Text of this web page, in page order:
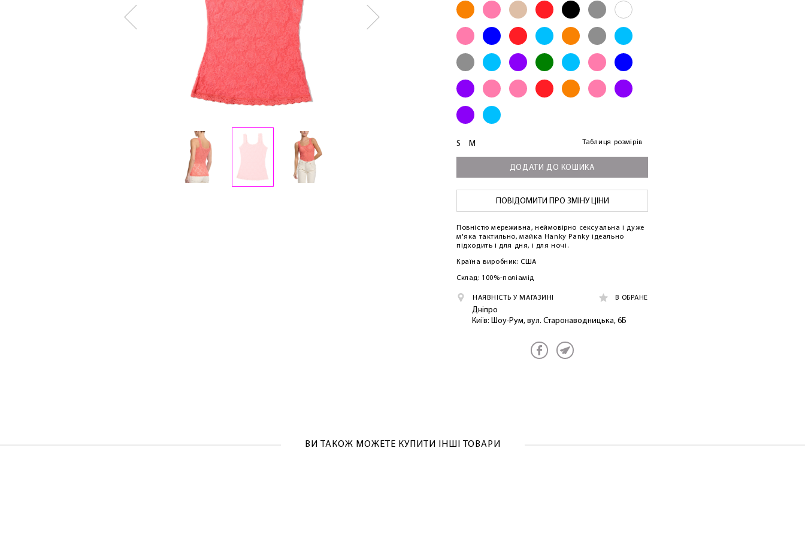
S M Таблиця розмірів
ДОДАТИ ДО КОШИКА
ПОВІДОМИТИ ПРО ЗМІНУ ЦІНИ
Повністю мереживна, неймовірно сексуальна і дуже
м'яка тактильно, майка Hanky ​​Panky ідеально
підходить і для дня, і для ночі.
Країна виробник: США
Склад: 100%-поліамід
НАЯВНІСТЬ У МАГАЗИНІ В ОБРАНЕ
Дніпро
Київ: Шоу-Рум, вул. Старонаводницька, 6Б
ВИ ТАКОЖ МОЖЕТЕ КУПИТИ ІНШІ ТОВАРИ
ЛАСКАВО ПРОСИМО ДО NOSOVSKI.COM! ПРИЙМІТЬ ВІД
НАС ПРИВІТНИЙ БОНУС - ЗНИЖКУ НА ПЕРШЕ ПОКУПКУ